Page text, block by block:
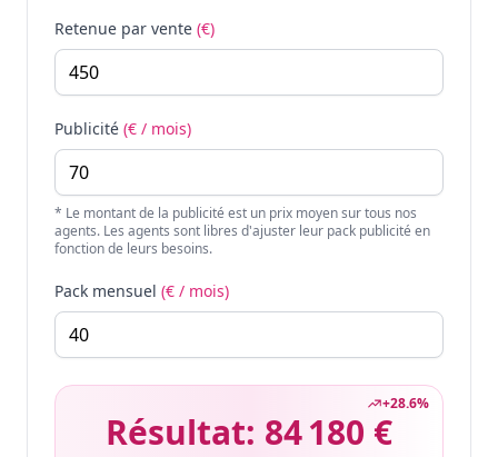
Retenue par vente (€)
Publicité (€ / mois)
* Le montant de la publicité est un prix moyen sur tous nos
agents. Les agents sont libres d'ajuster leur pack publicité en
fonction de leurs besoins.
Pack mensuel (€ / mois)
+28.6%
Résultat: 84 180 €